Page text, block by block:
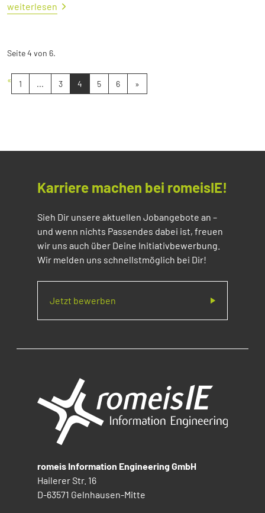
weiterlesen
Seite 4 von 6.
« 1 ... 3 4 5 6 »
Karriere machen bei romeisIE!
Sieh Dir unsere aktuellen Jobangebote an –
und wenn nichts Passendes dabei ist, freuen
wir uns auch über Deine Initiativbewerbung.
Wir melden uns schnellstmöglich bei Dir!
Jetzt bewerben
romeis Information Engineering GmbH
Hailerer Str. 16
D-63571 Gelnhausen-Mitte